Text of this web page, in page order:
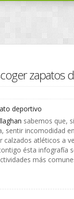
zapatos
sabemos que,
sentir incomodidad
calzados atléticos a
ésta infografía
más